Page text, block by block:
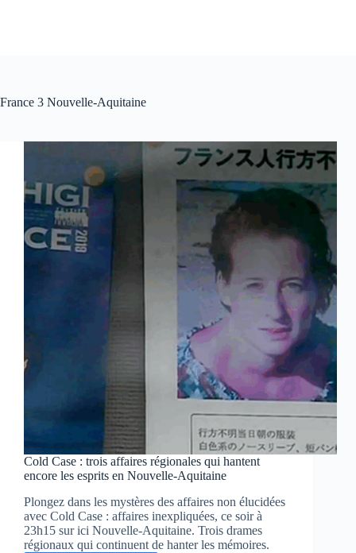
France 3 Nouvelle-Aquitaine
Cold Case : trois affaires régionales qui hantent
encore les esprits en Nouvelle-Aquitaine
Plongez dans les mystères des affaires non élucidées
avec Cold Case : affaires inexpliquées, ce soir à
23h15 sur ici Nouvelle-Aquitaine. Trois drames
régionaux qui continuent de hanter les mémoires.